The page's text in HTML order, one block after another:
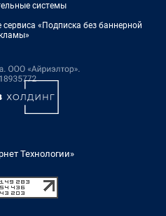
системы
«Подписка без баннерной
Технологии»